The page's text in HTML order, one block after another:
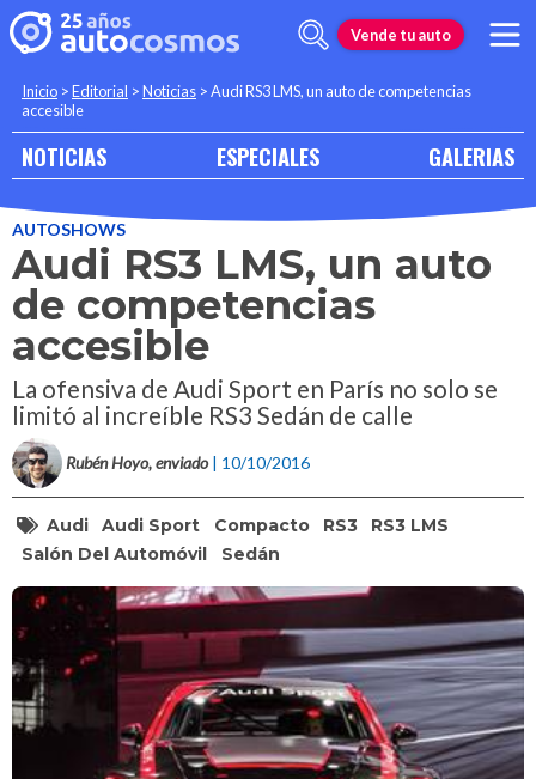
Vende tu auto
Inicio >Editorial >Noticias >Audi RS3 LMS, un auto de competencias
accesible
NOTICIAS ESPECIALES GALERIAS
AUTOSHOWS
Audi RS3 LMS, un auto
de competencias
accesible
La ofensiva de Audi Sport en París no solo se
limitó al increíble RS3 Sedán de calle
Rubén Hoyo, enviado | 10/10/2016
Audi Audi Sport Compacto RS3
RS3 LMS
Salón Del Automóvil
Sedán